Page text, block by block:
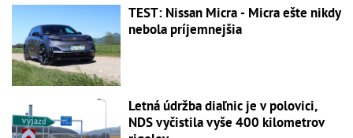
TEST: Nissan Micra - Micra ešte nikdy
nebola príjemnejšia
Letná údržba diaľnic je v polovici,
NDS vyčistila vyše 400 kilometrov